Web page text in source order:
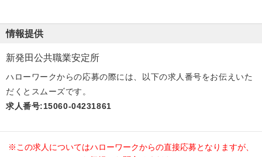
情報提供
新発田公共職業安定所
ハローワークからの応募の際には、以下の求人番号をお伝えいた
だくとスムーズです。
求人番号:15060-04231861
※この求人についてはハローワークからの直接応募となりますが、